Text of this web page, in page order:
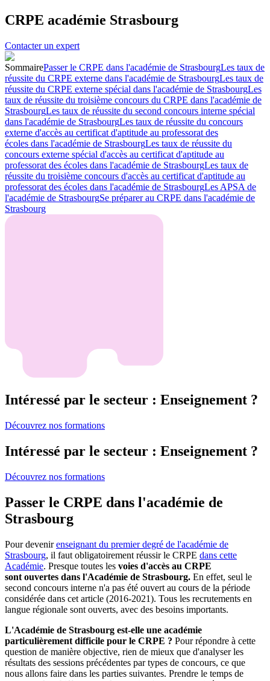
CRPE académie Strasbourg
Contacter un expert
SommairePasser le CRPE dans l'académie de StrasbourgLes taux de
réussite du CRPE externe dans l'académie de StrasbourgLes taux de
réussite du CRPE externe spécial dans l'académie de StrasbourgLes
taux de réussite du troisième concours du CRPE dans l'académie de
StrasbourgLes taux de réussite du second concours interne spécial
dans l'académie de StrasbourgLes taux de réussite du concours
externe d'accès au certificat d'aptitude au professorat des
écoles dans l'académie de StrasbourgLes taux de réussite du
concours externe spécial d'accès au certificat d'aptitude au
professorat des écoles dans l'académie de StrasbourgLes taux de
réussite du troisième concours d'accès au certificat d'aptitude au
professorat des écoles dans l'académie de StrasbourgLes APSA de
l'académie de StrasbourgSe préparer au CRPE dans l'académie de
Strasbourg
Intéressé par le secteur : Enseignement ?
Découvrez nos formations
Intéressé par le secteur : Enseignement ?
Découvrez nos formations
Passer le CRPE dans l'académie de
Strasbourg
Pour devenirenseignant du premier degré de l'académie de
Strasbourg, il faut obligatoirement réussir le CRPE dans cette
Académie. Presque toutes les voies d'accès au CRPE
sont ouvertes dans l'Académie de Strasbourg. En effet, seul le
second concours interne n'a pas été ouvert au cours de la période
considérée dans cet article (2016-2021). Tous les recrutements en
langue régionale sont ouverts, avec des besoins importants.
L'Académie de Strasbourg est-elle une académie
particulièrement difficile pour le CRPE ? Pour répondre à cette
question de manière objective, rien de mieux que d'analyser les
résultats des sessions précédentes par types de concours, ce que
nous allons faire dans les parties suivantes. Prendre le temps de